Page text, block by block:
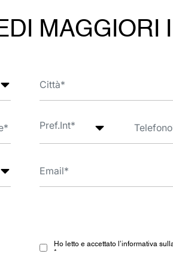
MAGGIORI
Ho letto e accettato l’informativa
*